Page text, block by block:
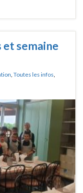
et semaine
, Toutes les infos,